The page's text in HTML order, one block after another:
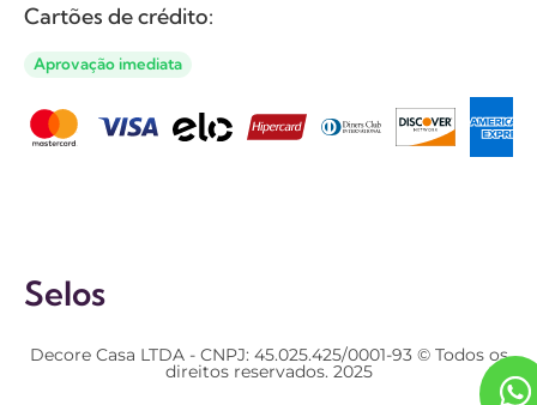
Cartões de crédito:
Aprovação imediata
Selos
Decore Casa LTDA - CNPJ: 45.025.425/0001-93 © Todos os
direitos reservados. 2025